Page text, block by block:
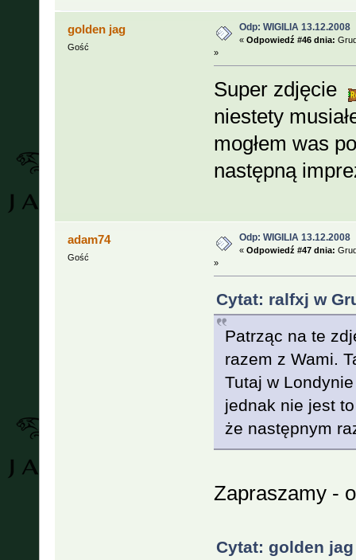
golden jag
Gość
Odp: WIGILIA 13.12.2008
« Odpowiedź #46 dnia:
»
Super zdjęcie
niestety
mogłem was
następną
adam74
Gość
Odp: WIGILIA 13.12.2008
« Odpowiedź #47 dnia:
»
Cytat: ralfxj w
Patrząc na te
razem z Wami.
Tutaj w
jednak nie jest
że następnym
Zapraszamy -
Cytat: golden